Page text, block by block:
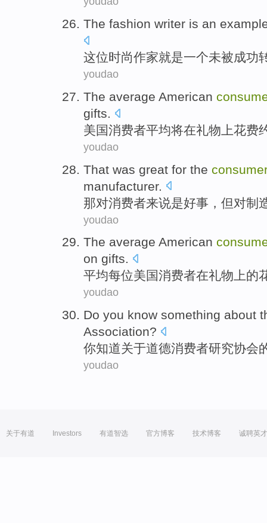
The fashion writer is an
这位时尚作家就是一个未被成功
youdao
The average American
gifts.
美国消费者平均将在礼物 上花费
youdao
That was great for the consumer
manufacturer.
那对消费者来说是好事 ， 但对制
youdao
The average American
on gifts.
平均每位美国消费者在礼物 上的
youdao
Do you know something about
Association?
你知道关于道德消费者研究协会
youdao
关于有道 Investors 有道智选 官方博客 技术博客 诚聘英才